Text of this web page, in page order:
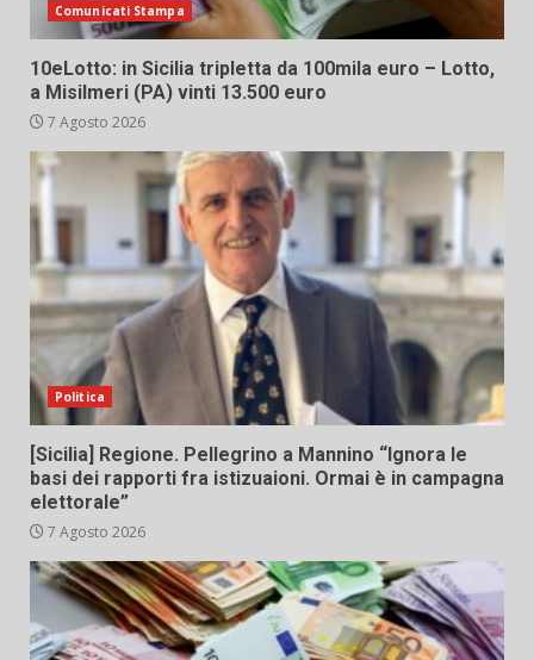
Comunicati Stampa
10eLotto: in Sicilia tripletta da 100mila euro – Lotto,
a Misilmeri (PA) vinti 13.500 euro
7 Agosto 2026
Politica
[Sicilia] Regione. Pellegrino a Mannino “Ignora le
basi dei rapporti fra istizuaioni. Ormai è in campagna
elettorale”
7 Agosto 2026